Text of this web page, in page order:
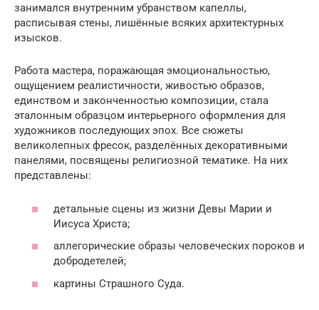
занимался внутренним убранством капеллы,
расписывая стены, лишённые всяких архитектурных
изысков.
Работа мастера, поражающая эмоциональностью,
ощущением реалистичности, живостью образов,
единством и законченностью композиции, стала
эталонным образцом интерьерного оформления для
художников последующих эпох. Все сюжеты
великолепных фресок, разделённых декоративными
панелями, посвящены религиозной тематике. На них
представлены:
детальные сцены из жизни Девы Марии и
Иисуса Христа;
аллегорические образы человеческих пороков и
добродетелей;
картины Страшного Суда.